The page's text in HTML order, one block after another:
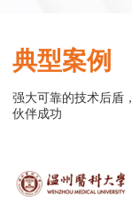
典型案例
强大可靠的技术后盾
伙伴成功